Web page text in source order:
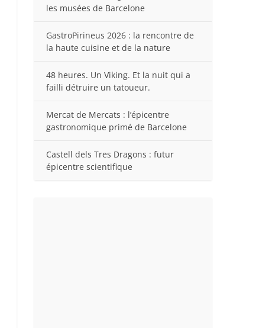
les musées de Barcelone
GastroPirineus 2026 : la rencontre de
la haute cuisine et de la nature
48 heures. Un Viking. Et la nuit qui a
failli détruire un tatoueur.
Mercat de Mercats : l’épicentre
gastronomique primé de Barcelone
Castell dels Tres Dragons : futur
épicentre scientifique